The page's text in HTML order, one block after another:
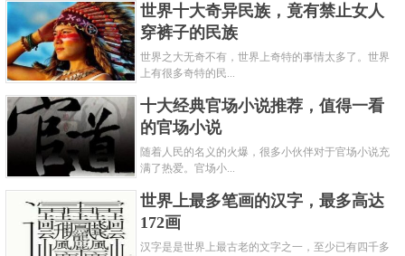
世界十大奇异民族，竟有禁止女人
穿裤子的民族
世界之大无奇不有，世界上奇特的事情太多了。世界
上有很多奇特的民...
十大经典官场小说推荐，值得一看
的官场小说
随着人民的名义的火爆，很多小伙伴对于官场小说充
满了热爱。官场小...
世界上最多笔画的汉字，最多高达
172画
汉字是是世界上最古老的文字之一，至少已有四千多